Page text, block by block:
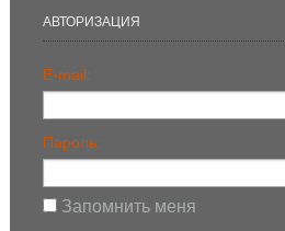
АВТОРИЗАЦИЯ
E-mail:
Пароль:
Запомнить меня